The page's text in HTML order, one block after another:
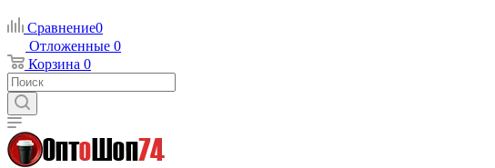
Сравнение0
Отложенные 0
Корзина 0